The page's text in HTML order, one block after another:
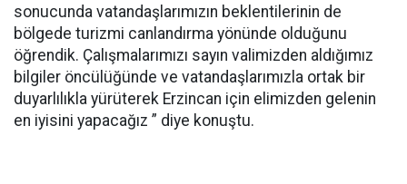
sonucunda vatandaşlarımızın beklentilerinin de
bölgede turizmi canlandırma yönünde olduğunu
öğrendik. Çalışmalarımızı sayın valimizden aldığımız
bilgiler öncülüğünde ve vatandaşlarımızla ortak bir
duyarlılıkla yürüterek Erzincan için elimizden gelenin
en iyisini yapacağız ” diye konuştu.